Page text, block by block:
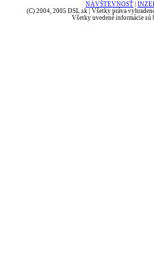
NÁVŠTEVNOSŤ
(C) 2004, 2005 DSL.sk | Všetky práva
Všetky uvedené informácie sú